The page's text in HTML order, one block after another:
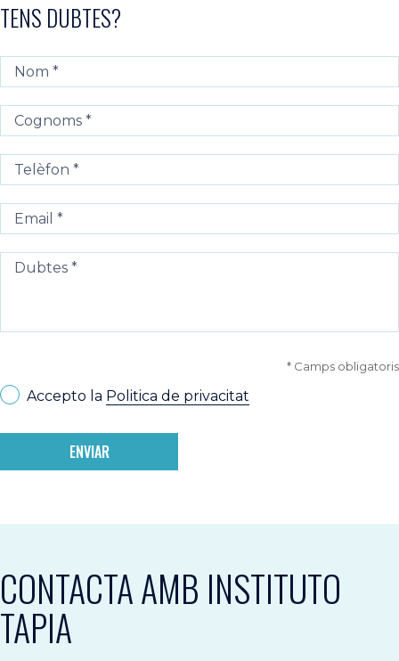
TENS DUBTES?
* Camps obligatoris
Accepto la Politica de privacitat
ENVIAR
CONTACTA AMB INSTITUTO
TAPIA